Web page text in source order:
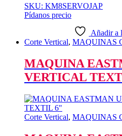
SKU: KM8SERVOJAP
Pídanos precio
Añadir a
Corte Vertical, MAQUINAS
MAQUINA
VERTICAL
Corte Vertical, MAQUINAS